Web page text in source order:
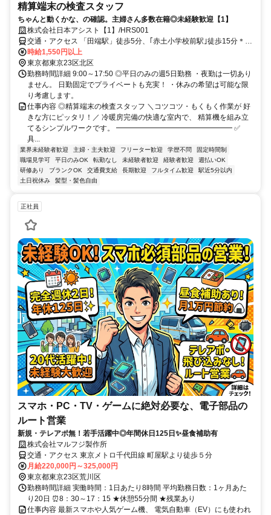
精算端末の検査スタッフ
ちゃんと動くかな、の確認。主婦さん多数在籍◎未経験歓迎【1】
株式会社日本アシスト【1】/HRS001
交通・アクセス 「田端駅」徒歩5分、｢赤土小学校前駅｣徒歩15分＊交
通費規定支給
時給1,550円以上
東京都東京23区北区
勤務時間詳細 9:00～17:50 ◎平日のみの週5日勤務 ・夜勤は一切あり
ません。 日勤固定でプライベートも充実！ ・休みの希望は可能な限
り考慮します。
仕事内容 ◎精算端末の検査スタッフ ＼コツコツ・もくもく作業が 好
きな方にピッタリ！／ 冷暖房完備の快適な室内で、 精算機を組み立
てるシンプルワークです。 ━━━━━━━━━━━━━━━━ ✅
具...
業界未経験者歓迎 主婦・主夫歓迎 フリーター歓迎 学歴不問
固定時間制
職場見学可
平日のみOK 転勤なし 未経験者歓迎 経験者歓迎
週払いOK
研修あり
ブランクOK 交通費支給 長期歓迎 フルタイム歓迎
駅近5分以内
土日祝休み
髪型・髪色自由
正社員
スマホ・PC・TV・ゲームに絶対必要な、電子部品の
ルート営業
新規・テレアポ無！若手活躍中◎年間休日125日✨昼食補助有
株式会社マルフジ製作所
交通・アクセス 東京メトロ千代田線 町屋駅より徒歩５分
月給220,000円～325,000円
東京都東京23区荒川区
勤務時間詳細 実働時間：1日あたり8時間 平均勤務日数：1ヶ月あた
り20日 ⏰8：30～17：15 ★休憩55分間 ★残業あり
仕事内容 最新スマホや人気ゲーム機、 電気自動車（EV）にも使われ